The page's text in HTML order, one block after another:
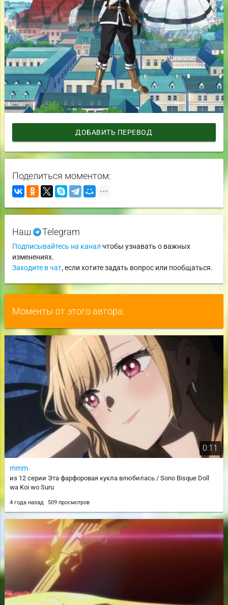
ДОБАВИТЬ ПЕРЕВОД
Поделиться моментом:
Наш Telegram
Подписывайтесь на канал чтобы узнавать о важных
изменениях.
Заходите в чат, если хотите задать вопрос или пообщаться.
Моменты от этого автора:
0:11
mmm
из 12 серии Эта фарфоровая кукла влюбилась / Sono Bisque Doll
wa Koi wo Suru
4 года назад 509 просмотров